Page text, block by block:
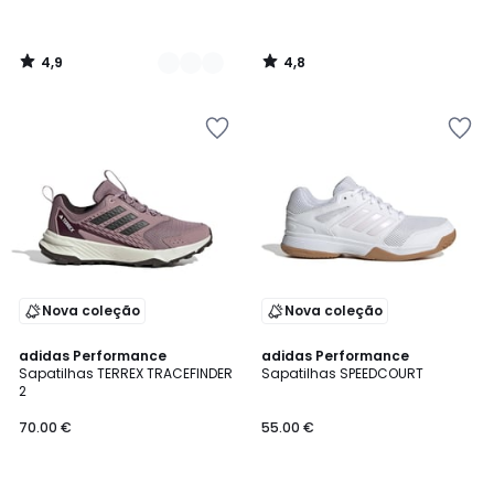
4,9
/
4,8
/
Nova coleção
adidas Performance
Sapatilhas TERREX TRACEFINDER
2
70.00 €
4,7
/ 5
Nova coleção
adidas Performance
Sapatilhas SPEEDCOURT
55.00 €
4,6
/ 5